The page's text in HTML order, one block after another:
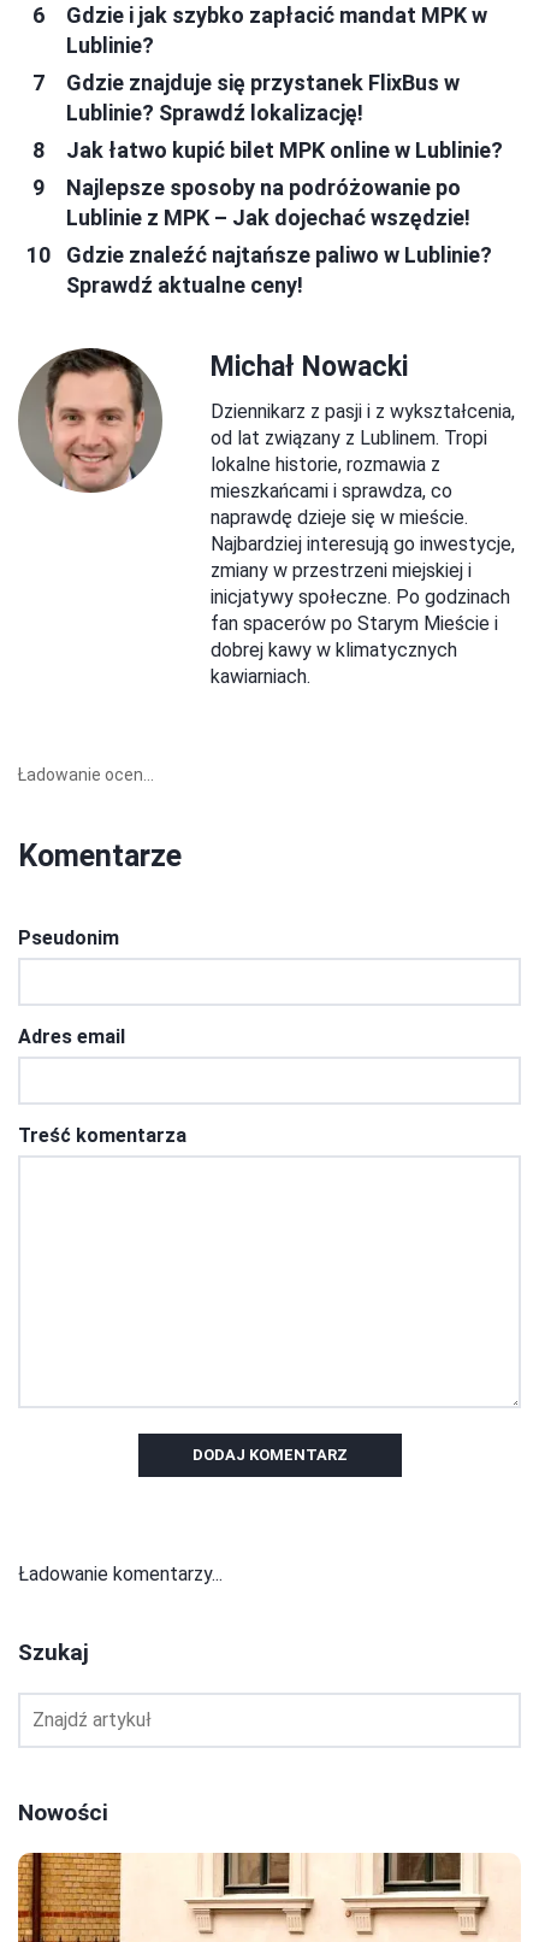
Gdzie i jak szybko zapłacić mandat MPK w
Lublinie?
Gdzie znajduje się przystanek FlixBus w
Lublinie? Sprawdź lokalizację!
Jak łatwo kupić bilet MPK online w Lublinie?
Najlepsze sposoby na podróżowanie po
Lublinie z MPK – Jak dojechać wszędzie!
Gdzie znaleźć najtańsze paliwo w Lublinie?
Sprawdź aktualne ceny!
Michał Nowacki
Dziennikarz z pasji i z wykształcenia,
od lat związany z Lublinem. Tropi
lokalne historie, rozmawia z
mieszkańcami i sprawdza, co
naprawdę dzieje się w mieście.
Najbardziej interesują go inwestycje,
zmiany w przestrzeni miejskiej i
inicjatywy społeczne. Po godzinach
fan spacerów po Starym Mieście i
dobrej kawy w klimatycznych
kawiarniach.
Ładowanie ocen...
Komentarze
Pseudonim
Adres email
Treść komentarza
DODAJ KOMENTARZ
Ładowanie komentarzy...
Szukaj
Nowości